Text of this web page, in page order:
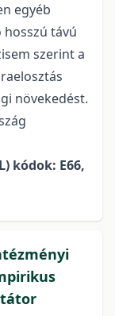
egyéb
távú
szerint a
növekedést.
kódok: E66,